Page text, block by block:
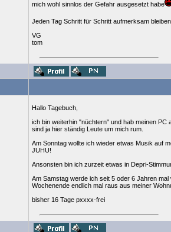
mich wohl sinnlos der Gefahr ausgesetzt habe
Jeden Tag Schritt für Schritt aufmerksam
VG
tom
Hallo Tagebuch,
ich bin weiterhin "nüchtern" und hab meinen
sind ja hier ständig Leute um mich rum.
Am Sonntag wollte ich wieder etwas Musik auf
JUHU!
Ansonsten bin ich zurzeit etwas in Depri-
Am Samstag werde ich seit 5 oder 6 Jahren
Wochenende endlich mal raus aus meiner
bisher 16 Tage pxxxx-frei